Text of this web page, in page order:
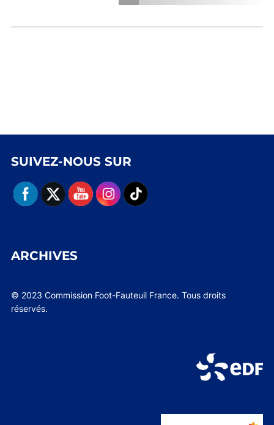
SUIVEZ-NOUS SUR
ARCHIVES
© 2023 Commission Foot-Fauteuil France. Tous droits
réservés.